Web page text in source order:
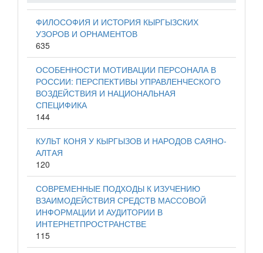
ФИЛОСОФИЯ И ИСТОРИЯ КЫРГЫЗСКИХ
УЗОРОВ И ОРНАМЕНТОВ
635
ОСОБЕННОСТИ МОТИВАЦИИ ПЕРСОНАЛА В
РОССИИ: ПЕРСПЕКТИВЫ УПРАВЛЕНЧЕСКОГО
ВОЗДЕЙСТВИЯ И НАЦИОНАЛЬНАЯ
СПЕЦИФИКА
144
КУЛЬТ КОНЯ У КЫРГЫЗОВ И НАРОДОВ САЯНО-
АЛТАЯ
120
СОВРЕМЕННЫЕ ПОДХОДЫ К ИЗУЧЕНИЮ
ВЗАИМОДЕЙСТВИЯ СРЕДСТВ МАССОВОЙ
ИНФОРМАЦИИ И АУДИТОРИИ В
ИНТЕРНЕТПРОСТРАНСТВЕ
115